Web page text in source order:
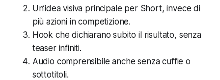
Un’idea visiva principale per Short, invece di
più azioni in competizione.
Hook che dichiarano subito il risultato, senza
teaser infiniti.
Audio comprensibile anche senza cuffie o
sottotitoli.